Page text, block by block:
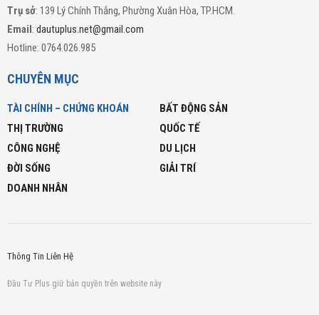
Trụ sở: 139 Lý Chính Thắng, Phường Xuân Hòa, TP.HCM.
Email: dautuplus.net@gmail.com
Hotline: 0764.026.985
CHUYÊN MỤC
TÀI CHÍNH – CHỨNG KHOÁN
BẤT ĐỘNG SẢN
THỊ TRƯỜNG
QUỐC TẾ
CÔNG NGHỆ
DU LỊCH
ĐỜI SỐNG
GIẢI TRÍ
DOANH NHÂN
Thông Tin Liên Hệ
Đầu Tư Plus giữ bản quyền trên website này